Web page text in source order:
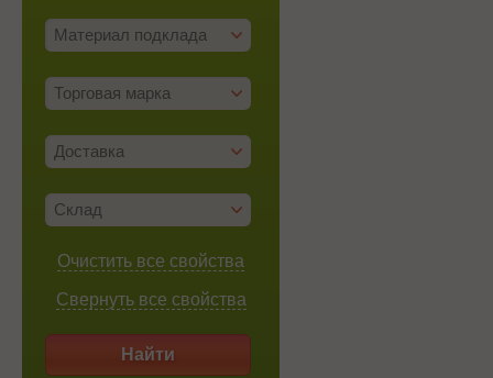
Материал подклада
Торговая марка
Доставка
Склад
Очистить все свойства
Свернуть все свойства
Найти